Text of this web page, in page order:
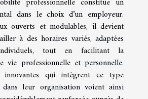
dans le choix d’un employeur.
ouverts et modulables, il devient
à des horaires variés, adaptées
tout en facilitant la
vie professionnelle et personnelle.
innovantes qui intègrent ce type
dans leur organisation voient ainsi